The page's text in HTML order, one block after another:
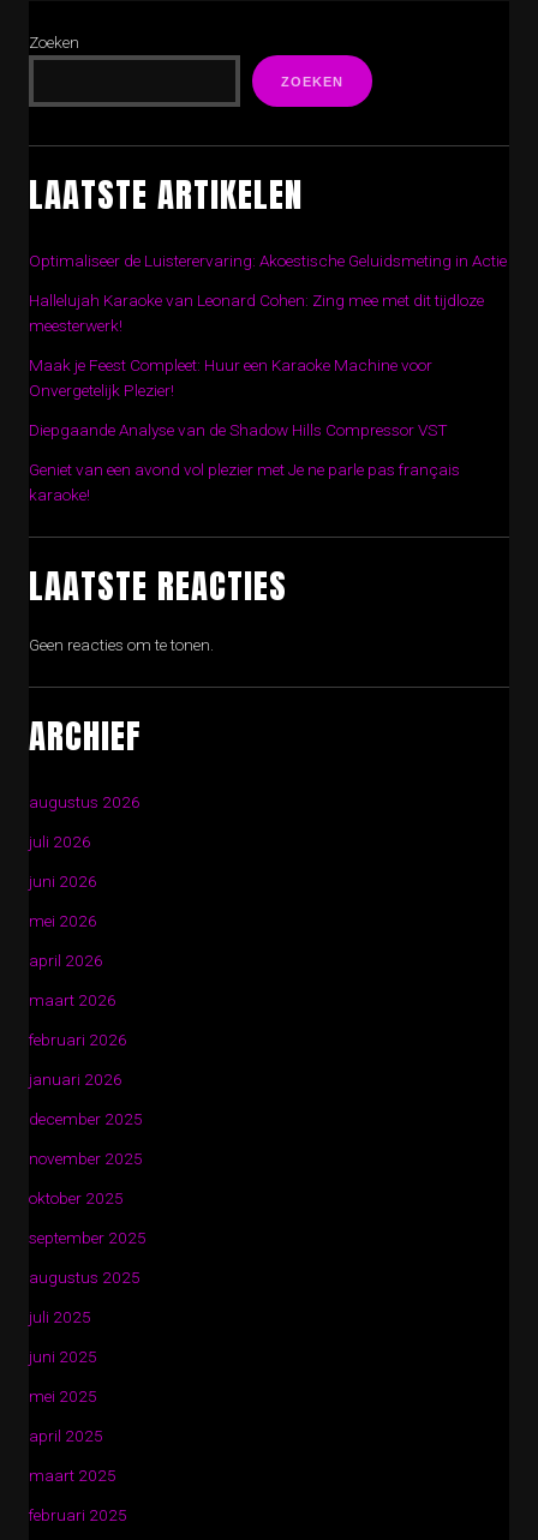
Zoeken
ZOEKEN
LAATSTE ARTIKELEN
Optimaliseer de Luisterervaring: Akoestische Geluidsmeting in Actie
Hallelujah Karaoke van Leonard Cohen: Zing mee met dit tijdloze
meesterwerk!
Maak je Feest Compleet: Huur een Karaoke Machine voor
Onvergetelijk Plezier!
Diepgaande Analyse van de Shadow Hills Compressor VST
Geniet van een avond vol plezier met Je ne parle pas français
karaoke!
LAATSTE REACTIES
Geen reacties om te tonen.
ARCHIEF
augustus 2026
juli 2026
juni 2026
mei 2026
april 2026
maart 2026
februari 2026
januari 2026
december 2025
november 2025
oktober 2025
september 2025
augustus 2025
juli 2025
juni 2025
mei 2025
april 2025
maart 2025
februari 2025